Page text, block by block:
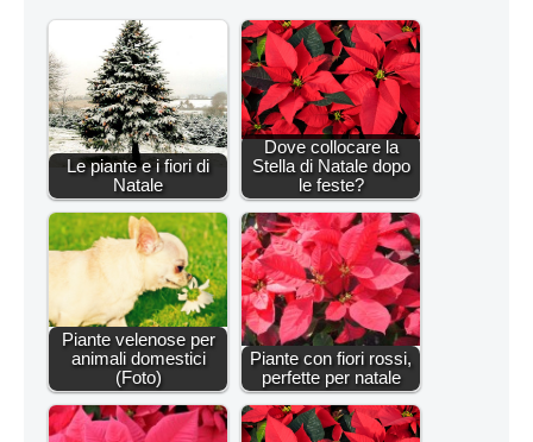
Le piante e i fiori di
Natale
Dove collocare la
Stella di Natale dopo
le feste?
Piante velenose per
animali domestici
(Foto)
Piante con fiori rossi,
perfette per natale